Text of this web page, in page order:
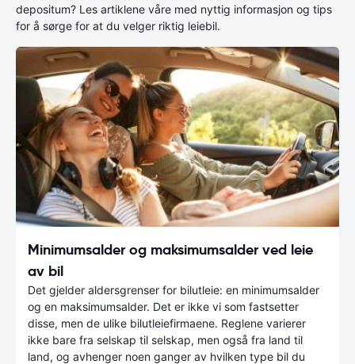
depositum? Les artiklene våre med nyttig informasjon og tips
for å sørge for at du velger riktig leiebil.
Minimumsalder og maksimumsalder ved leie
av bil
Det gjelder aldersgrenser for bilutleie: en minimumsalder
og en maksimumsalder. Det er ikke vi som fastsetter
disse, men de ulike bilutleiefirmaene. Reglene varierer
ikke bare fra selskap til selskap, men også fra land til
land, og avhenger noen ganger av hvilken type bil du